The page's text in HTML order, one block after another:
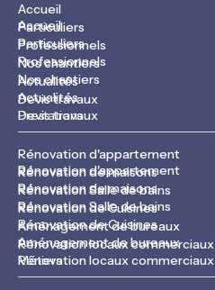
Accueil
Accueil
Particuliers
Particuliers
Professionnels
Professionnels
Nos chantiers
Nos chantiers
Actualités
Actualités
Devis travaux
Devis travaux
Prestations
Rénovation d'appartement
Rénovation d'appartement
Rénovation de maisons
Rénovation de maisons
Rénovation Salle de bains
Rénovation Salle de bains
Rénovation de Cuisines
Rénovation de Cuisines
Aménagement de bureaux
Aménagement de bureaux
Rénovation locaux commerciaux
Rénovation locaux commerciaux
Métiers